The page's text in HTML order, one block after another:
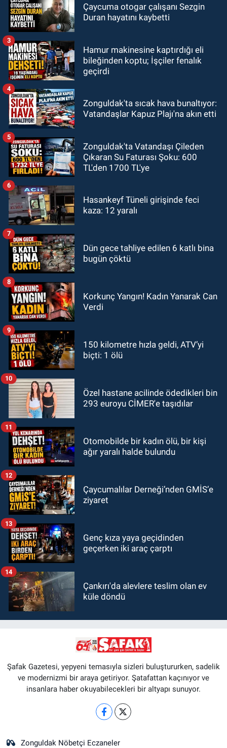
Çaycuma otogar çalışanı Sezgin
Duran hayatını kaybetti
Hamur makinesine kaptırdığı eli
bileğinden koptu; İşçiler fenalık
geçirdi
3
Zonguldak'ta sıcak hava bunaltıyor:
Vatandaşlar Kapuz Plajı'na akın etti
4
Zonguldak'ta Vatandaşı Çileden
Çıkaran Su Faturası Şoku: 600
TL'den 1700 TL'ye
5
Hasankeyf Tüneli girişinde feci
kaza: 12 yaralı
6
Dün gece tahliye edilen 6 katlı bina
bugün çöktü
7
Korkunç Yangın! Kadın Yanarak Can
Verdi
8
150 kilometre hızla geldi, ATV’yi
biçti: 1 ölü
9
Özel hastane acilinde ödedikleri bin
293 euroyu CİMER'e taşıdılar
10
Otomobilde bir kadın ölü, bir kişi
ağır yaralı halde bulundu
11
Çaycumalılar Derneği’nden GMİS’e
ziyaret
12
Genç kıza yaya geçidinden
geçerken iki araç çarptı
13
Çankırı'da alevlere teslim olan ev
küle döndü
14
Şafak Gazetesi, yepyeni temasıyla sizleri buluştururken, sadelik
ve modernizmi bir araya getiriyor. Şatafattan kaçınıyor ve
insanlara haber okuyabilecekleri bir altyapı sunuyor.
Zonguldak Nöbetçi Eczaneler